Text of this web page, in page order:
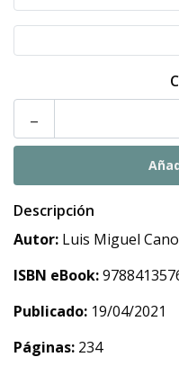
-
Descripción
Autor: Luis Miguel
ISBN eBook:
Publicado: 19/04/2021
Páginas: 234